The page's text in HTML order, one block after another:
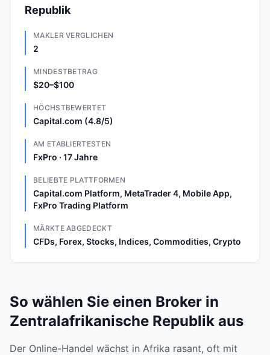
Republik
MAKLER VERGLICHEN
2
MINDESTBETRAG
$20–$100
HÖCHSTBEWERTET
Capital.com (4.8/5)
AM ETABLIERTESTEN
FxPro · 17 Jahre
BELIEBTE PLATTFORMEN
Capital.com Platform, MetaTrader 4, Mobile App,
FxPro Trading Platform
MÄRKTE ABGEDECKT
CFDs, Forex, Stocks, Indices, Commodities, Crypto
So wählen Sie einen Broker in
Zentralafrikanische Republik aus
Der Online-Handel wächst in Afrika rasant, oft mit